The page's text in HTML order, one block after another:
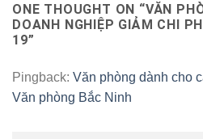
ONE THOUGHT ON “VĂN
DOANH NGHIỆP GIẢM CHI
19”
Pingback: Văn phòng dành cho
Văn phòng Bắc Ninh